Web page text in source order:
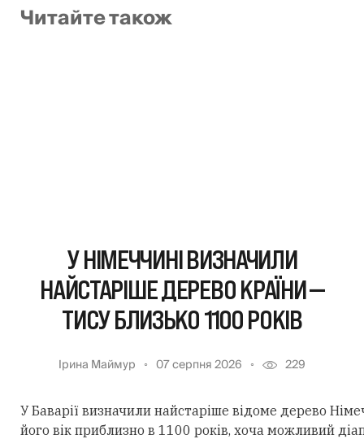
Читайте також
У НІМЕЧЧИНІ ВИЗНАЧИЛИ
НАЙСТАРІШЕ ДЕРЕВО КРАЇНИ —
ТИСУ БЛИЗЬКО 1100 РОКІВ
Ірина Маймур 07 серпня 2026 229
У Баварії визначили найстаріше відоме дерево
його вік приблизно в 1100 років, хоча можливий